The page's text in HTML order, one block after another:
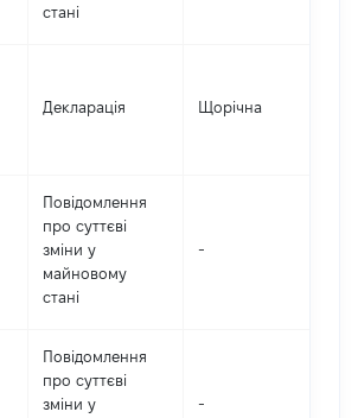
стані
Декларація Щорічна
Повідомлення
про суттєві
зміни y
майновому
стані
-
Повідомлення
про суттєві
зміни y
-